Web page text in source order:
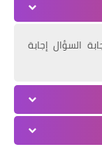
السؤال إجابة